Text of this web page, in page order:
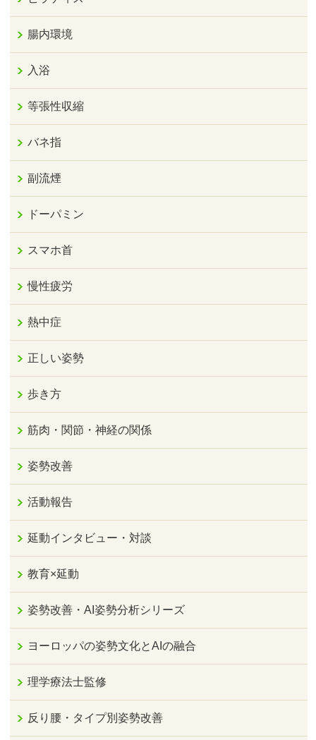
腸内環境
入浴
等張性収縮
バネ指
副流煙
ドーパミン
スマホ首
慢性疲労
熱中症
正しい姿勢
歩き方
筋肉・関節・神経の関係
姿勢改善
活動報告
延動インタビュー・対談
教育×延動
姿勢改善・AI姿勢分析シリーズ
ヨーロッパの姿勢文化とAIの融合
理学療法士監修
反り腰・タイプ別姿勢改善